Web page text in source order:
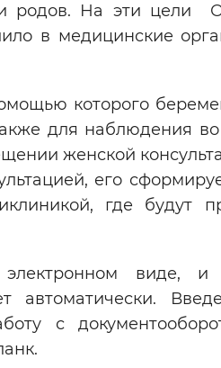
родов. На эти цели
в медицинские
которого
для наблюдения
женской
его
где будут
виде, и
автоматически.
с